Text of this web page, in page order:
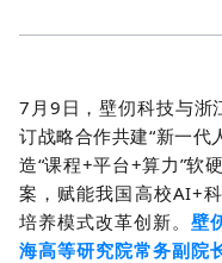
7月9日，壁仞科技与浙
订战略合作共建“新一代
造“课程+平台+算力”软
案，赋能我国高校AI+
培养模式改革创新。壁
海高等研究院常务副院